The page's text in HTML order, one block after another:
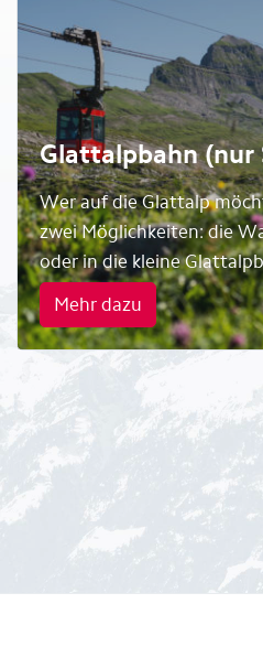
Glattalpbahn (nur
Wer auf die Glattalp
zwei Möglichkeiten: die
oder in die kleine
Mehr dazu